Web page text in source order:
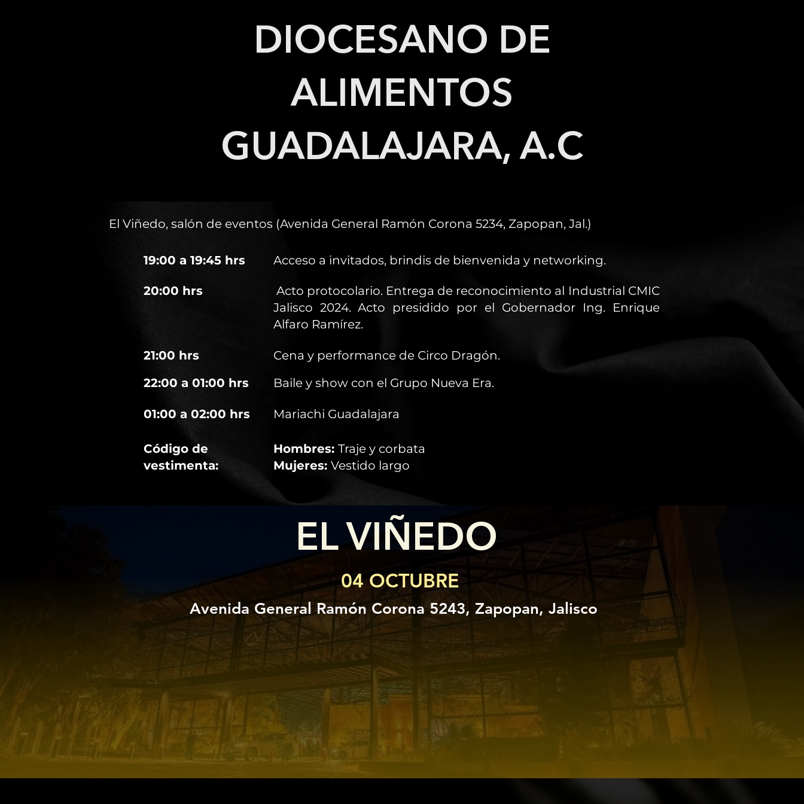
DIOCESANO DE
ALIMENTOS
GUADALAJARA, A.C
El Viñedo, salón de eventos (Avenida General Ramón Corona 5234, Zapopan, Jal.)
19:00 a 19:45 hrs Acceso a invitados, brindis de bienvenida y networking.
20:00 hrs
Acto protocolario. Entrega de reconocimiento al Industrial CMIC
Jalisco 2024. Acto presidido por el Gobernador Ing. Enrique
Alfaro Ramírez.
21:00 hrs
Cena y performance de Circo Dragón.
22:00 a 01:00 hrs
Baile y show con el Grupo Nueva Era.
01:00 a 02:00 hrs Mariachi Guadalajara
Código de
vestimenta:
Hombres: Traje y corbata
Mujeres: Vestido largo
EL VIÑEDO
04 OCTUBRE
Avenida General Ramón Corona 5243, Zapopan, Jalisco